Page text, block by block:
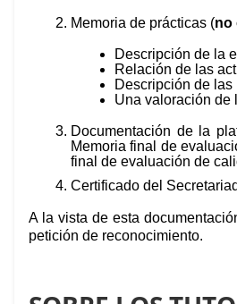
Memoria de prácticas (no
Descripción de la
Relación de las
Descripción de
Una valoración de
Documentación de la
Memoria final de
final de evaluación de
Certificado del
A la vista de esta
petición de reconocimiento.